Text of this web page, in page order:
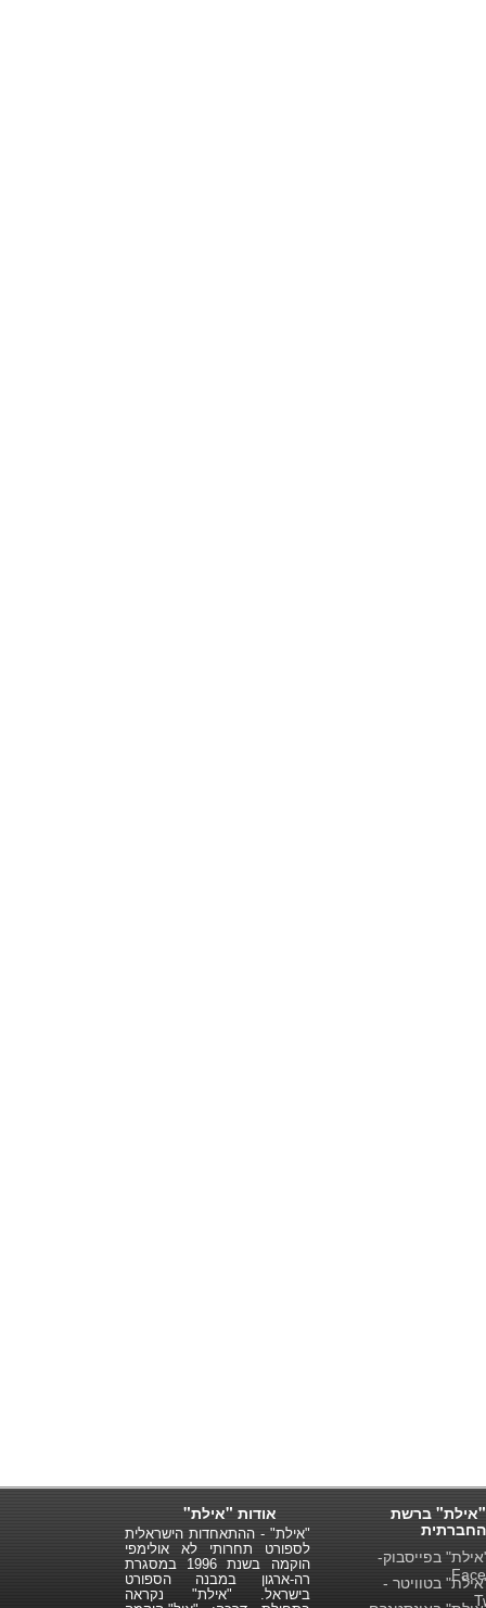
אודות "אילת"
"אילת" - ההתאחדות הישראלית
לספורט תחרותי לא אולימפי
הוקמה בשנת 1996 במסגרת
רה-ארגון במבנה הספורט
בישראל. "אילת" נקראה
"אילת" ברשת
החברתית
בפייסבוק-
בטוויטר -